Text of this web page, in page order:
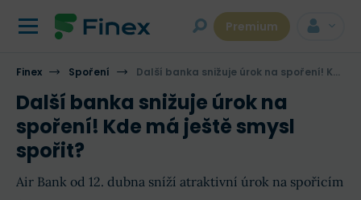
Premium
Finex Spoření Další banka snižuje úrok na spoření! Kde má ještě smysl spořit?
Další banka snižuje úrok na
spoření! Kde má ještě smysl
spořit?
Air Bank od 12. dubna sníží atraktivní úrok na spořicím